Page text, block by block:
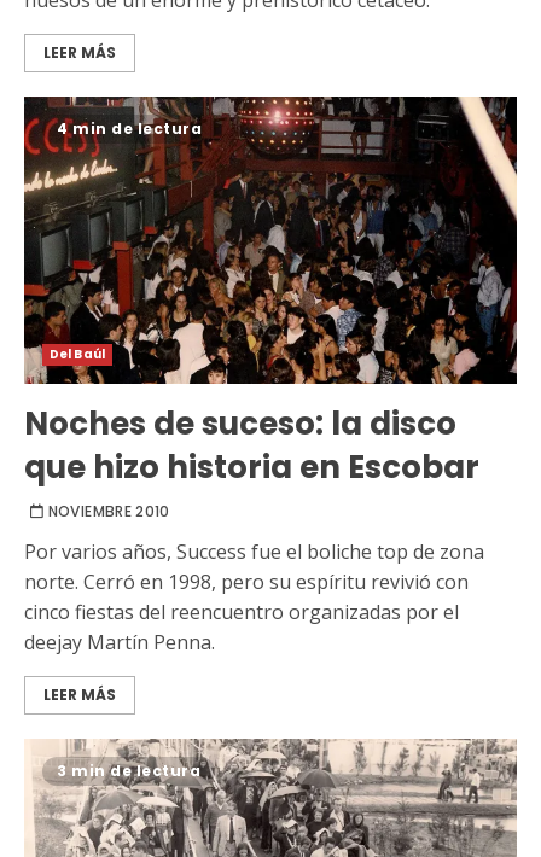
LEER MÁS
4 min de lectura
Del Baúl
Noches de suceso: la disco
que hizo historia en Escobar
NOVIEMBRE 2010
Por varios años, Success fue el boliche top de zona
norte. Cerró en 1998, pero su espíritu revivió con
cinco fiestas del reencuentro organizadas por el
deejay Martín Penna.
LEER MÁS
3 min de lectura